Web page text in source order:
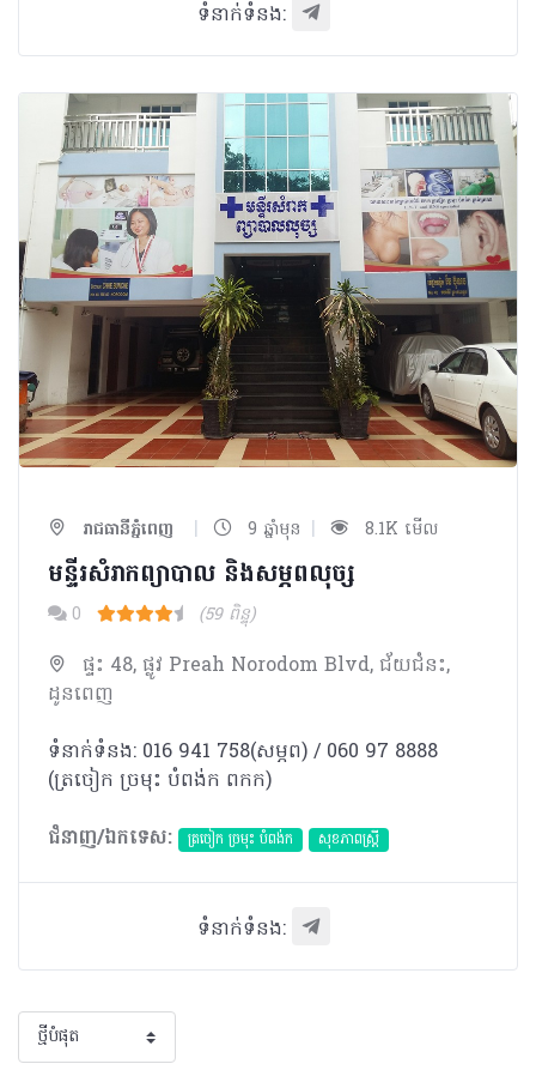
ទំនាក់ទំនង:
រាជធានីភ្នំពេញ | 9 ឆ្នាំមុន | 8.1K មើល
មន្ទីរសំរាកព្យាបាល និងសម្ភពលុច្ស
0 (59 ពិន្ទុ)
ផ្ទះ 48, ផ្លូវ Preah Norodom Blvd, ជ័យជំនះ,
ដូនពេញ
ទំនាក់ទំនង: 016 941 758(សម្ភព⁣⁣) / 060 97 8888
(ត្រចៀក ច្រមុះ⁣ បំពង់ក⁣ ពកក)
ជំនាញ/ឯកទេស:
ត្រចៀក ច្រមុះ បំពង់ក សុខភាពស្រ្តី
ទំនាក់ទំនង: